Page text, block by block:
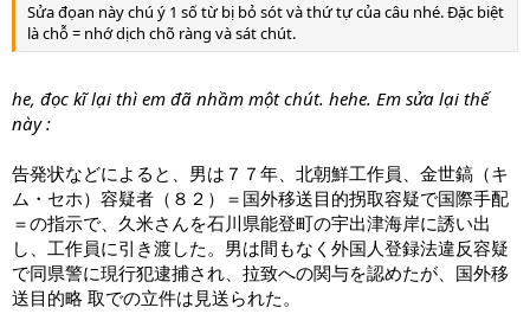
Sửa đọan này chú ý 1 số từ bị bỏ sót và thứ tự của câu nhé. Đặc biệt
là chỗ = nhớ dịch chõ ràng và sát chút.
he, đọc kĩ lại thì em đã nhầm một chút. hehe. Em sửa lại thế
này :
告発状などによると、男は７７年、北朝鮮工作員、金世鎬（キ
ム・セホ）容疑者（８２）＝国外移送目的拐取容疑で国際手配
＝の指示で、久米さんを石川県能登町の宇出津海岸に誘い出
し、工作員に引き渡した。男は間もなく外国人登録法違反容疑
で同県警に現行犯逮捕され、拉致への関与を認めたが、国外移
送目的略 取での立件は見送られた。